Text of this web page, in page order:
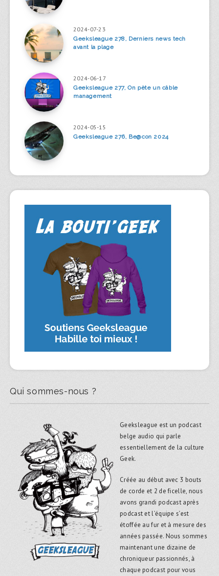
2024-07-23
Geeksleague 278, Derniers news tech
avant la plage
2024-06-17
Geeksleague 277, On pète un câble
management
2024-05-15
Geeksleague 276, Be@con 2024
Qui sommes-nous ?
Geeksleague est un podcast
belge audio qui parle
essentiellement de la culture
Geek.
Créée au début avec 3 bouts
de corde et 2 de ficelle, nous
avons grandi podcast après
podcast et l’équipe s’est
étoffée au fur et à mesure des
années passée. Nous sommes
maintenant une dizaine de
chroniqueur passionnés, à
chaque podcast pour vous